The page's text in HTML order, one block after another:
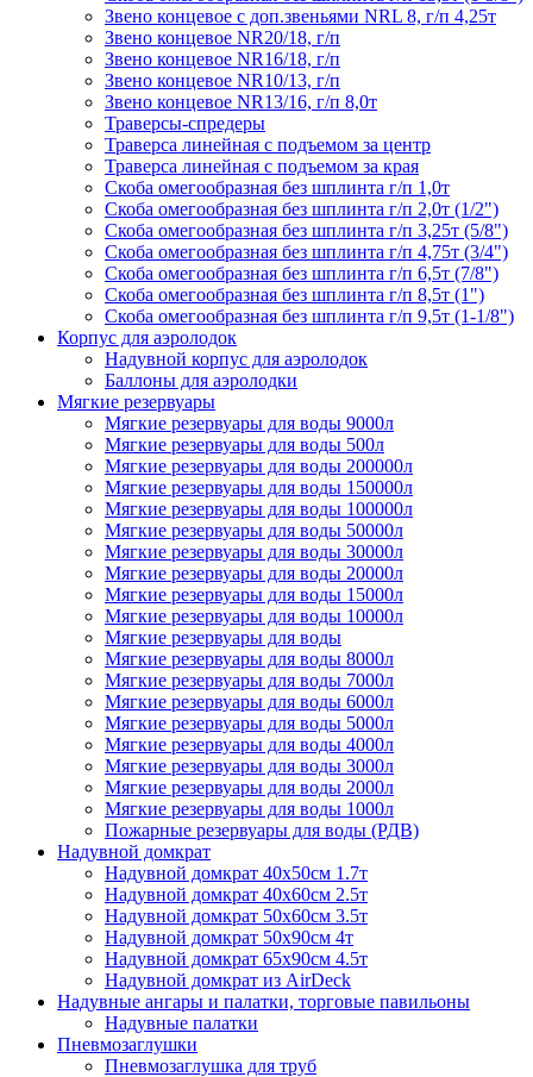
Звено концевое с доп.звеньями NRL 8, г/п 4,25т
Звено концевое NR20/18, г/п
Звено концевое NR16/18, г/п
Звено концевое NR10/13, г/п
Звено концевое NR13/16, г/п 8,0т
Траверсы-спредеры
Траверса линейная с подъемом за центр
Траверса линейная с подъемом за края
Скоба омегообразная без шплинта г/п 1,0т
Скоба омегообразная без шплинта г/п 2,0т (1/2")
Скоба омегообразная без шплинта г/п 3,25т (5/8")
Скоба омегообразная без шплинта г/п 4,75т (3/4")
Скоба омегообразная без шплинта г/п 6,5т (7/8")
Скоба омегообразная без шплинта г/п 8,5т (1")
Скоба омегообразная без шплинта г/п 9,5т (1-1/8")
Корпус для аэролодок
Надувной корпус для аэролодок
Баллоны для аэролодки
Мягкие резервуары
Мягкие резервуары для воды 9000л
Мягкие резервуары для воды 500л
Мягкие резервуары для воды 200000л
Мягкие резервуары для воды 150000л
Мягкие резервуары для воды 100000л
Мягкие резервуары для воды 50000л
Мягкие резервуары для воды 30000л
Мягкие резервуары для воды 20000л
Мягкие резервуары для воды 15000л
Мягкие резервуары для воды 10000л
Мягкие резервуары для воды
Мягкие резервуары для воды 8000л
Мягкие резервуары для воды 7000л
Мягкие резервуары для воды 6000л
Мягкие резервуары для воды 5000л
Мягкие резервуары для воды 4000л
Мягкие резервуары для воды 3000л
Мягкие резервуары для воды 2000л
Мягкие резервуары для воды 1000л
Пожарные резервуары для воды (РДВ)
Надувной домкрат
Надувной домкрат 40х50см 1.7т
Надувной домкрат 40х60см 2.5т
Надувной домкрат 50х60см 3.5т
Надувной домкрат 50х90см 4т
Надувной домкрат 65х90см 4.5т
Надувной домкрат из AirDeck
Надувные ангары и палатки, торговые павильоны
Надувные палатки
Пневмозаглушки
Пневмозаглушка для труб